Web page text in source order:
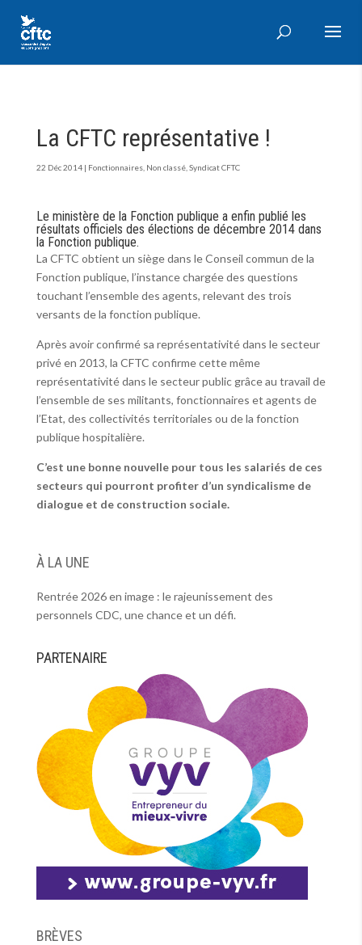
La CFTC représentative !
22 Déc 2014| Fonctionnaires, Non classé, Syndicat CFTC
Le ministère de la Fonction publique a enfin publié les
résultats officiels des élections de décembre 2014 dans
la Fonction publique.
La CFTC obtient un siège dans le Conseil commun de la
Fonction publique, l’instance chargée des questions
touchant l’ensemble des agents, relevant des trois
versants de la fonction publique.
Après avoir confirmé sa représentativité dans le secteur
privé en 2013, la CFTC confirme cette même
représentativité dans le secteur public grâce au travail de
l’ensemble de ses militants, fonctionnaires et agents de
l’Etat, des collectivités territoriales ou de la fonction
publique hospitalière.
C’est une bonne nouvelle pour tous les salariés de ces
secteurs qui pourront profiter d’un syndicalisme de
dialogue et de construction sociale.
À LA UNE
Rentrée 2026 en image : le rajeunissement des
personnels CDC, une chance et un défi.
PARTENAIRE
BRÈVES